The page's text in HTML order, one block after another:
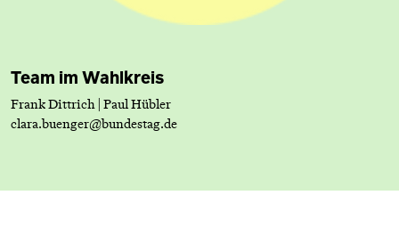
Team im Wahlkreis
Frank Dittrich | Paul Hübler
clara.buenger@bundestag.de